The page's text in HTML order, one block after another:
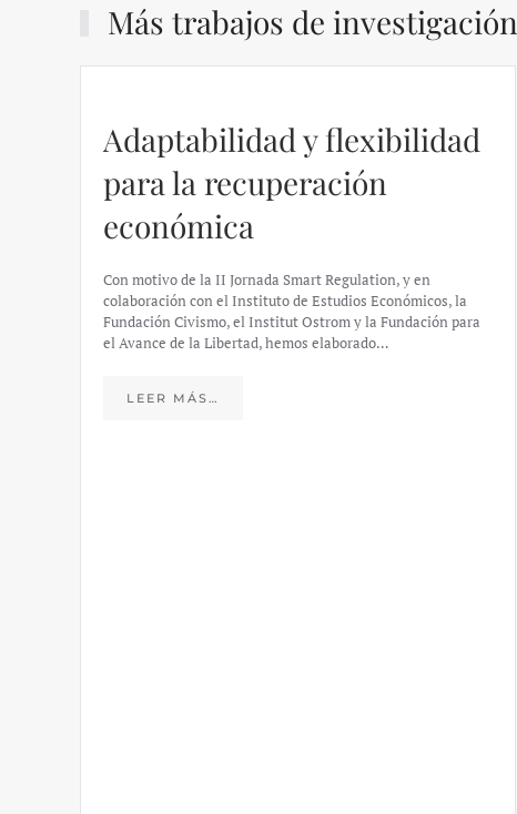
Más trabajos de investigación
Adaptabilidad y flexibilidad
para la recuperación
económica
Con motivo de la II Jornada Smart Regulation, y en
colaboración con el Instituto de Estudios Económicos, la
Fundación Civismo, el Institut Ostrom y la Fundación para
el Avance de la Libertad, hemos elaborado…
LEER MÁS…